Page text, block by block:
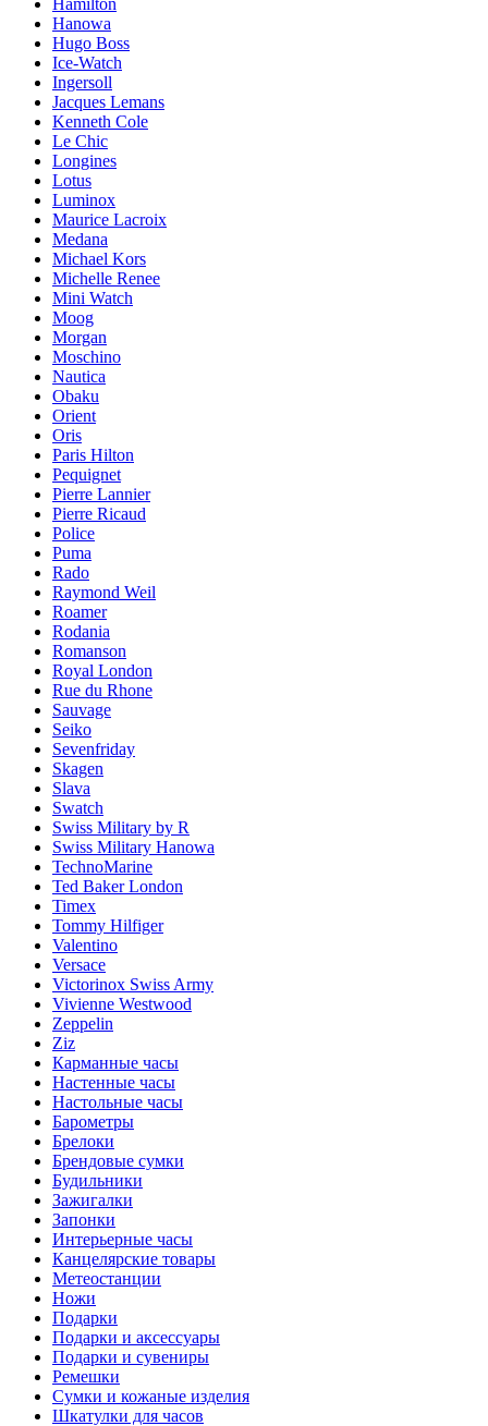
Hamilton
Hanowa
Hugo Boss
Ice-Watch
Ingersoll
Jacques Lemans
Kenneth Cole
Le Chic
Longines
Lotus
Luminox
Maurice Lacroix
Medana
Michael Kors
Michelle Renee
Mini Watch
Moog
Morgan
Moschino
Nautica
Obaku
Orient
Oris
Paris Hilton
Pequignet
Pierre Lannier
Pierre Ricaud
Police
Puma
Rado
Raymond Weil
Roamer
Rodania
Romanson
Royal London
Rue du Rhone
Sauvage
Seiko
Sevenfriday
Skagen
Slava
Swatch
Swiss Military by R
Swiss Military Hanowa
TechnoMarine
Ted Baker London
Timex
Tommy Hilfiger
Valentino
Versace
Victorinox Swiss Army
Vivienne Westwood
Zeppelin
Ziz
Карманные часы
Настенные часы
Настольные часы
Барометры
Брелоки
Брендовые сумки
Будильники
Зажигалки
Запонки
Интерьерные часы
Канцелярские товары
Метеостанции
Ножи
Подарки
Подарки и аксессуары
Подарки и сувениры
Ремешки
Сумки и кожаные изделия
Шкатулки для часов